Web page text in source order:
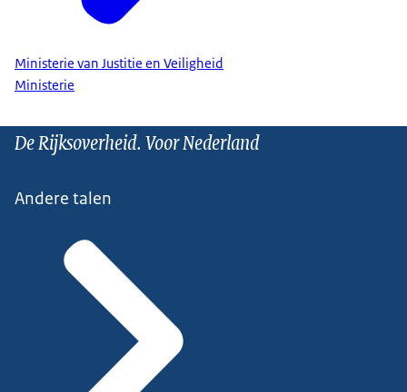
Ministerie van Justitie en Veiligheid
Ministerie
De Rijksoverheid. Voor Nederland
Andere talen